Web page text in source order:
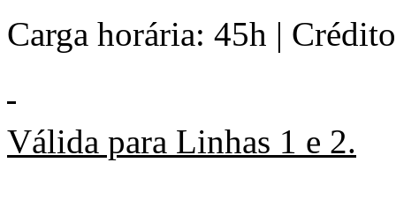
Carga horária: 45h |
Válida para Linhas 1 e 2.